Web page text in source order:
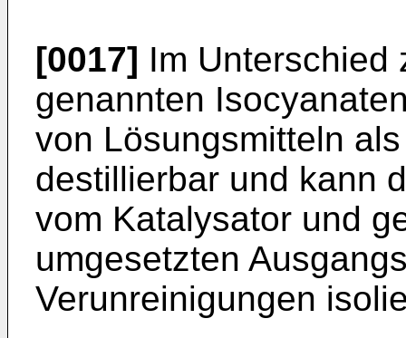
[0017] Im Unterschied
genannten
von Lösungsmitteln
destillierbar und kann
vom Katalysator und
umgesetzten
Verunreinigungen